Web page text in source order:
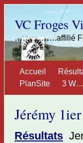
VC Froges
…………….affilié
Accueil
PlanSite
3 W…
Jérémy
Résultats